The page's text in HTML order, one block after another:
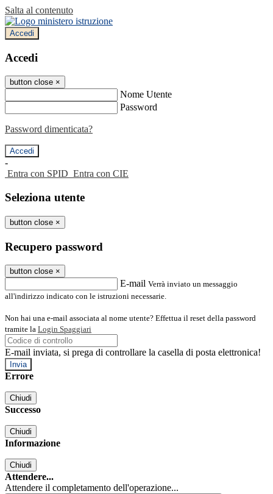
Salta al contenuto
Accedi
Accedi
button close ×
Nome Utente
Password
Password dimenticata?
-
Entra con SPID Entra con CIE
Seleziona utente
button close ×
Recupero password
button close ×
E-mail Verrà inviato un messaggio
all'indirizzo indicato con le istruzioni necessarie.
Non hai una e-mail associata al nome utente? Effettua il reset della password
tramite la Login Spaggiari
E-mail inviata, si prega di controllare la casella di posta elettronica!
Errore
Chiudi
Successo
Chiudi
Informazione
Chiudi
Attendere...
Attendere il completamento dell'operazione...